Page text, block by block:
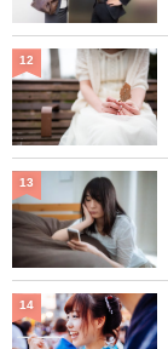
12
13
14